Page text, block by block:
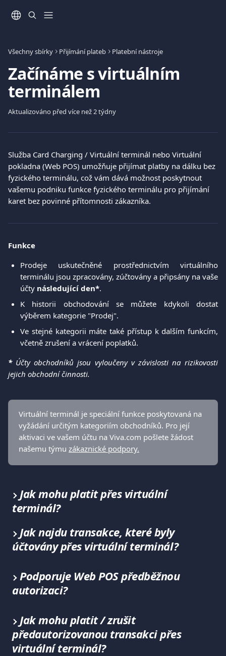
Všechny sbírky Přijímání plateb Platební nástroje
Začínáme s virtuálním
terminálem
Aktualizováno před více než 2 týdny
Služba Card Charging / Virtuální terminál nebo Virtuální
pokladna (Web POS) umožňuje přijímat platby na dálku bez
fyzického terminálu, což vám dává možnost poskytnout
vašemu podniku funkce fyzického terminálu pro přijímání
karet bez povinné přítomnosti zákazníka.
Funkce
Prodeje uskutečněné prostřednictvím virtuálního
terminálu jsou zpracovány, zúčtovány a připsány na vaše
účty následující den*.
K historii obchodování se můžete kdykoli dostat
výběrem kategorie "Prodej".
Ve stejné kategorii máte také přístup k dalším funkcím,
včetně zrušení a vrácení poplatků.
* Účty obchodníků jsou vyloučeny v závislosti na rizikovosti
jejich obchodní činnosti.
Virtuální terminál je speciální funkce poskytovaná na
vyžádání určitým kategoriím obchodníků. Pro její
aktivaci ve vašem účtu na Viva.com pošlete žádost
našemu týmu zákaznické podpory.
Jak mohu platit přes virtuální
terminál?
Jak najdu transakce, které byly
účtovány přes virtuální terminál?
Podporuje Web POS předběžnou
autorizaci?
Jak mohu platit / zrušit
předautorizovanou transakci přes
virtuální terminál?